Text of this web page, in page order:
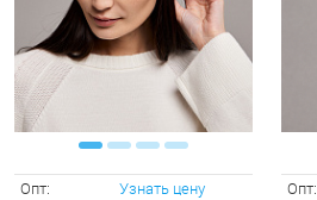
Опт: Узнать цену Опт: